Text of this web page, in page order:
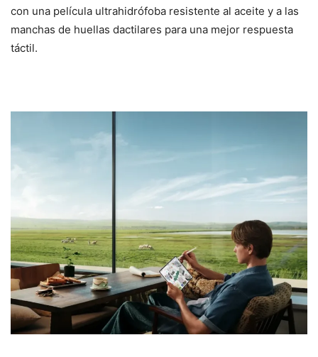
con una película ultrahidrófoba resistente al aceite y a las
manchas de huellas dactilares para una mejor respuesta
táctil.